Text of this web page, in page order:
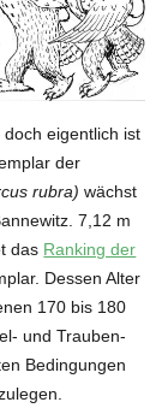
eigentlich ist
der
rubra) wächst
7,12 m
das Ranking der
Dessen Alter
170 bis 180
und Trauben-
Bedingungen